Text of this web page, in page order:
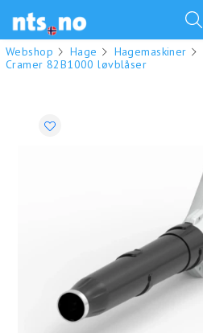
Webshop Hage Hagemaskiner
Cramer 82B1000 løvblåser